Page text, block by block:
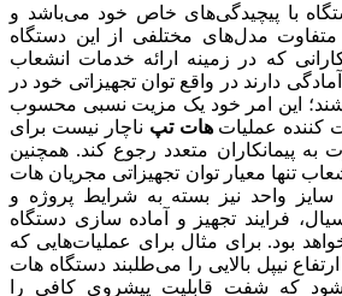
با پیچیدگی‌های خاص خود می‌باشد و
مدل‌های مختلفی از این دستگاه
که در زمینه ارائه خدمات انشعاب
دارند در واقع توان تجهیزاتی خود در
این امر خود یک مزیت نسبی محسوب
کننده عملیاتهات تپ ناچار نیست برای
به پیمانکاران متعدد رجوع کند. همچنین
تنها معیار توان تجهیزاتی مجریان هات
واحد نیز بسته به شرایط پروژه و
فرایند تجهیز و آماده سازی دستگاه
بود. برای مثال برای عملیات‌هایی که
نیپل بالایی را می‌طلبند دستگاه هات
که شفت قابلیت پیشروی کافی را